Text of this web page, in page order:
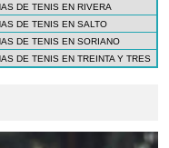
DE TENIS EN RIVERA
DE TENIS EN SALTO
DE TENIS EN SORIANO
DE TENIS EN TREINTA Y TRES